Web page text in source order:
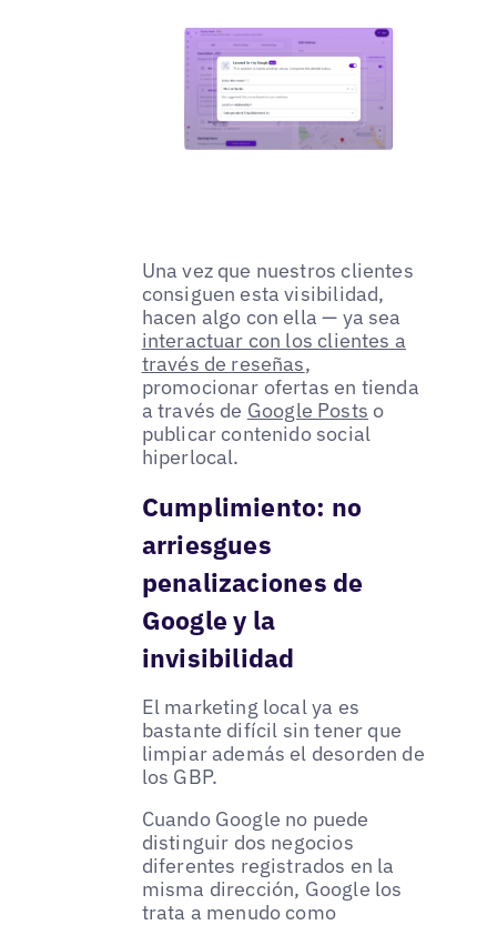
Una vez que nuestros clientes
consiguen esta visibilidad,
hacen algo con ella — ya sea
interactuar con los clientes a
través de reseñas,
promocionar ofertas en tienda
a través de Google Posts o
publicar contenido social
hiperlocal.
Cumplimiento: no
arriesgues
penalizaciones de
Google y la
invisibilidad
El marketing local ya es
bastante difícil sin tener que
limpiar además el desorden de
los GBP.
Cuando Google no puede
distinguir dos negocios
diferentes registrados en la
misma dirección, Google los
trata a menudo como